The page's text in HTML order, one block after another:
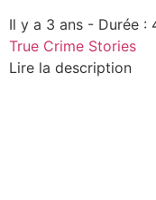
Il y a 3 ans - Durée :
True Crime Stories
Lire la description